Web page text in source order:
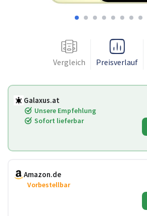
Vergleich Preisverlauf
Galaxus.at
Unsere Empfehlung
Sofort lieferbar
Amazon.de
Vorbestellbar